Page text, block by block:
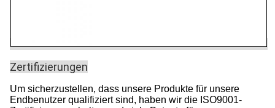
Zertifizierungen
Um sicherzustellen, dass unsere Produkte für unsere
Endbenutzer qualifiziert sind, haben wir die ISO9001-